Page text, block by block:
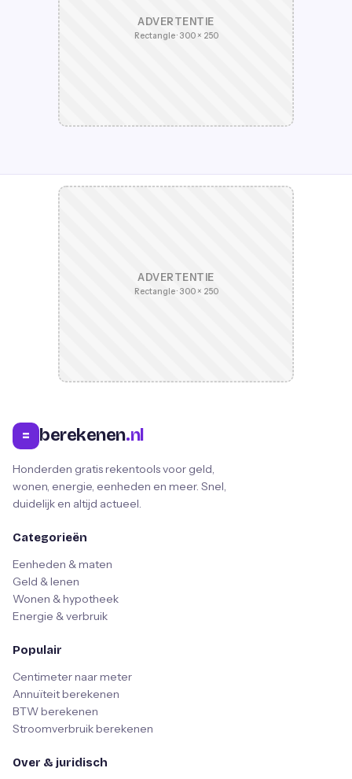
ADVERTENTIE
Rectangle · 300 × 250
ADVERTENTIE
Rectangle · 300 × 250
= berekenen.nl
Honderden gratis rekentools voor geld,
wonen, energie, eenheden en meer. Snel,
duidelijk en altijd actueel.
Categorieën
Eenheden & maten
Geld & lenen
Wonen & hypotheek
Energie & verbruik
Populair
Centimeter naar meter
Annuïteit berekenen
BTW berekenen
Stroomverbruik berekenen
Over & juridisch